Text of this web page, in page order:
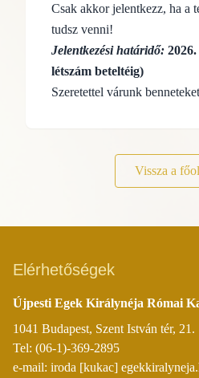
Csak akkor jelentkezz, ha a
tudsz venni!
Jelentkezési határidő:
létszám beteltéig)
Szeretettel várunk
Vissza a
Elérhetőségek
Újpesti Egek Királynéja Római
1041 Budapest, Szent István tér, 21.
Tel: (06-1)-369-2895
e-mail: iroda [kukac]